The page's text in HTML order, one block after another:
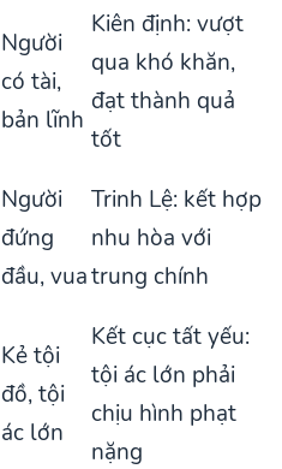
Người
có tài,
bản lĩnh
Kiên định: vượt
qua khó khăn,
đạt thành quả
tốt
Người
đứng
đầu, vua
Trinh Lệ: kết hợp
nhu hòa với
trung chính
Kẻ tội
đồ, tội
ác lớn
Kết cục tất yếu:
tội ác lớn phải
chịu hình phạt
nặng